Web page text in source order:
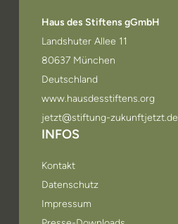
Haus des Stiftens gGmbH
Landshuter Allee 11
80637 München
Deutschland
www.hausdesstiftens.org
jetzt@stiftung-zukunftjetzt.de
INFOS
Kontakt
Datenschutz
Impressum